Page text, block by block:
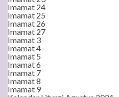
Imamat 24
Imamat 25
Imamat 26
Imamat 27
Imamat 3
Imamat 4
Imamat 5
Imamat 6
Imamat 7
Imamat 8
Imamat 9